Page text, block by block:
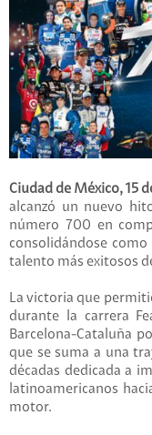
Ciudad de México, 15
alcanzó un nuevo
número 700 en
consolidándose
talento más exitosos
La victoria que
durante la carrera
Barcelona-Cataluña
que se suma a una
décadas dedicada a
latinoamericanos
motor.